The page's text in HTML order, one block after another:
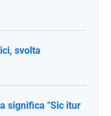
svolta
significa "Sic itur